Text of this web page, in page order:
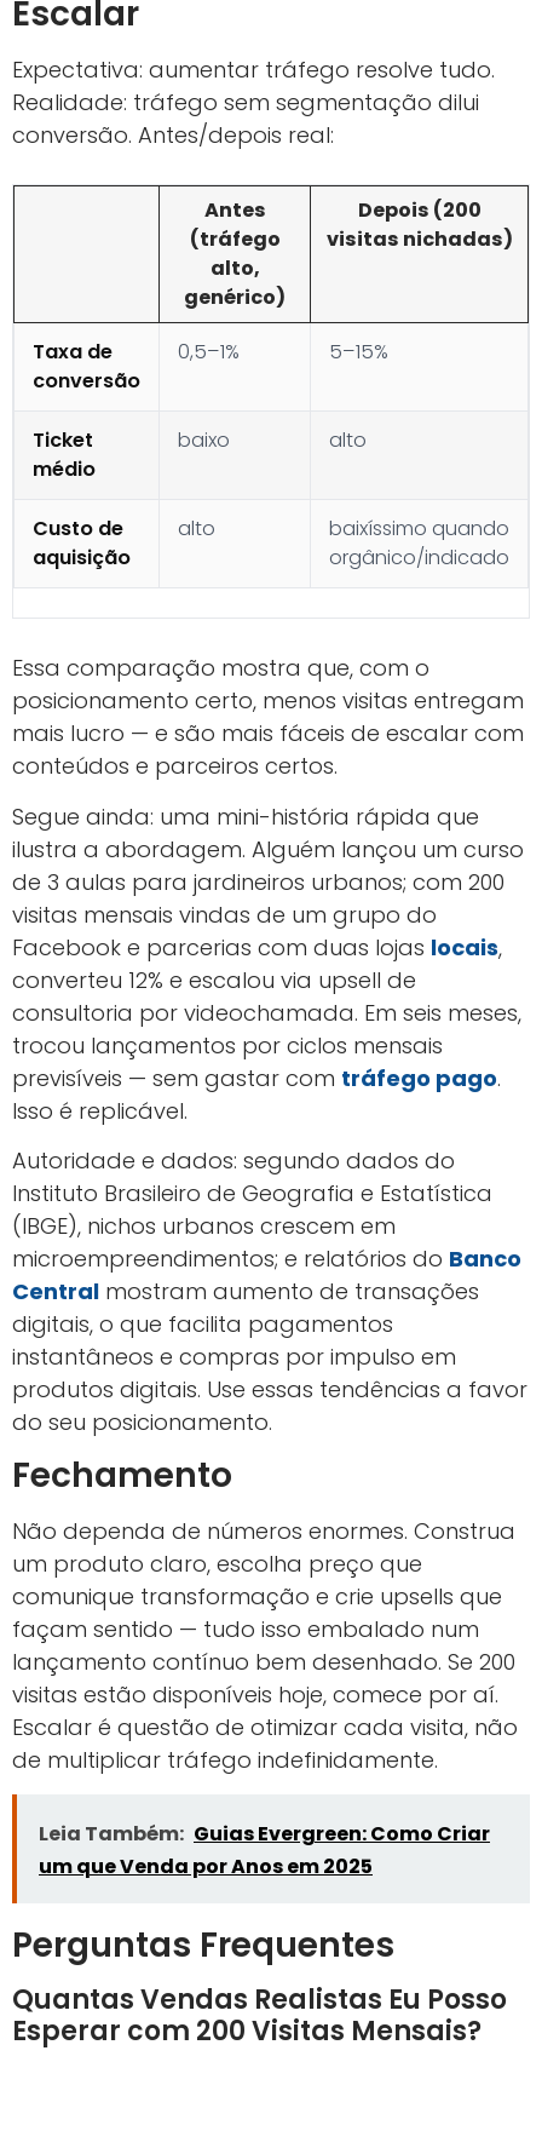
Escalar
Expectativa: aumentar tráfego resolve tudo.
Realidade: tráfego sem segmentação dilui
conversão. Antes/depois real:
Antes
(tráfego
alto,
genérico)
Depois (200
visitas nichadas)
Taxa de
conversão
0,5–1% 5–15%
Ticket
médio
baixo alto
Custo de
aquisição
alto
baixíssimo quando
orgânico/indicado
Essa comparação mostra que, com o
posicionamento certo, menos visitas entregam
mais lucro — e são mais fáceis de escalar com
conteúdos e parceiros certos.
Segue ainda: uma mini-história rápida que
ilustra a abordagem. Alguém lançou um curso
de 3 aulas para jardineiros urbanos; com 200
visitas mensais vindas de um grupo do
Facebook e parcerias com duas lojas locais,
converteu 12% e escalou via upsell de
consultoria por videochamada. Em seis meses,
trocou lançamentos por ciclos mensais
previsíveis — sem gastar com tráfego pago.
Isso é replicável.
Autoridade e dados: segundo dados do
Instituto Brasileiro de Geografia e Estatística
(IBGE), nichos urbanos crescem em
microempreendimentos; e relatórios do Banco
Central mostram aumento de transações
digitais, o que facilita pagamentos
instantâneos e compras por impulso em
produtos digitais. Use essas tendências a favor
do seu posicionamento.
Fechamento
Não dependa de números enormes. Construa
um produto claro, escolha preço que
comunique transformação e crie upsells que
façam sentido — tudo isso embalado num
lançamento contínuo bem desenhado. Se 200
visitas estão disponíveis hoje, comece por aí.
Escalar é questão de otimizar cada visita, não
de multiplicar tráfego indefinidamente.
Leia Também: Guias Evergreen: Como Criar
um que Venda por Anos em 2025
Perguntas Frequentes
Quantas Vendas Realistas Eu Posso
Esperar com 200 Visitas Mensais?